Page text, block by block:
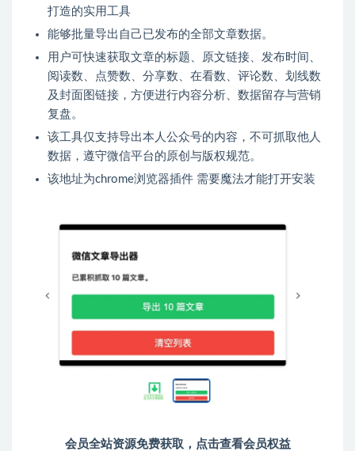
打造的实用工具
能够批量导出自己已发布的全部文章数据。
用户可快速获取文章的标题、原文链接、发布时间、
阅读数、点赞数、分享数、在看数、评论数、划线数
及封面图链接，方便进行内容分析、数据留存与营销
复盘。
该工具仅支持导出本人公众号的内容，不可抓取他人
数据，遵守微信平台的原创与版权规范。
该地址为chrome浏览器插件 需要魔法才能打开安装
会员全站资源免费获取，点击查看会员权益